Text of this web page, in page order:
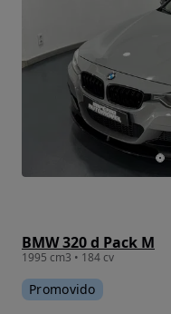
BMW 320 d Pack M
1995 cm3 • 184 cv
Promovido